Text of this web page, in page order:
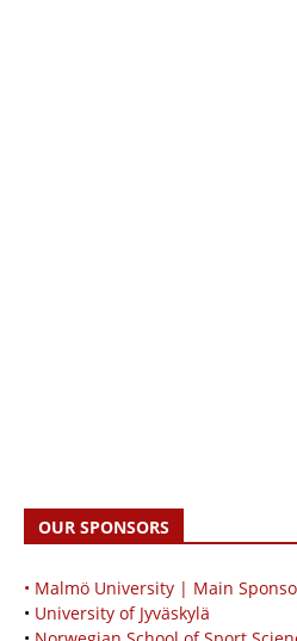
OUR SPONSORS
• Malmö University | Main
• University of Jyväskylä